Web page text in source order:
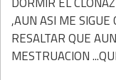
,AUN ASI ME SIGUE
RESALTAR QUE
MESTRUACION